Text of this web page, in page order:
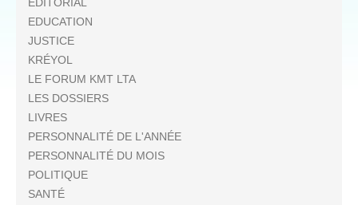
EDUCATION
JUSTICE
KRÉYOL
LE FORUM KMT LTA
LES DOSSIERS
LIVRES
PERSONNALITÉ DE L'ANNÉE
PERSONNALITÉ DU MOIS
POLITIQUE
SANTÉ